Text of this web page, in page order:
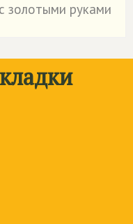
золотыми руками